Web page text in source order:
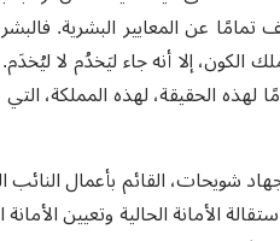
تمامًا عن المعايير البشرية.
الكون، إلا أنه جاء ليَخدُم لا
لهذه الحقيقة، لهذه المملكة،
شويحات، القائم بأعمال النائب
الأمانة الحالية وتعيين